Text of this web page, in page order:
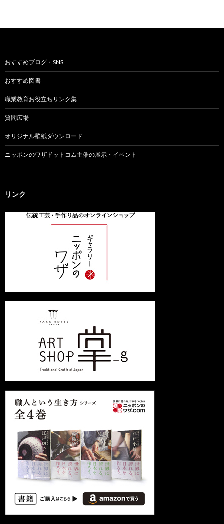
おすすめブログ・SNS
おすすめ図書
職業教育お役立ちリンク集
質問広場
オリジナル壁紙ダウンロード
ニッポンのワザドットコム主催の展示・イベント
リンク